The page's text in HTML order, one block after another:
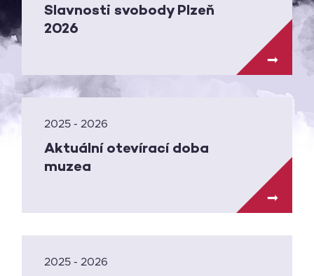
Slavnosti svobody Plzeň
2026
2025 - 2026
Aktuální otevírací doba
muzea
2025 - 2026